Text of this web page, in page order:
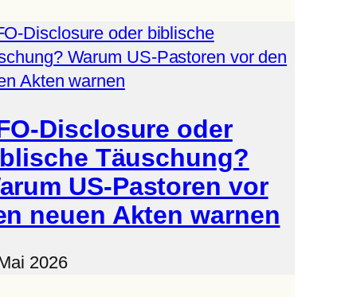
Disclosure oder
Täuschung?
US-Pastoren vor
neuen Akten warnen
2026